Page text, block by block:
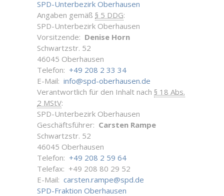
SPD-Unterbezirk Oberhausen
Angaben gemäß § 5 DDG:
SPD-Unterbezirk Oberhausen
Vorsitzende: Denise Horn
Schwartzstr. 52
46045 Oberhausen
Telefon: +49 208 2 33 34
E-Mail: info@spd-oberhausen.de
Verantwortlich für den Inhalt nach § 18 Abs.
2 MStV:
SPD-Unterbezirk Oberhausen
Geschäftsführer: Carsten Rampe
Schwartzstr. 52
46045 Oberhausen
Telefon: +49 208 2 59 64
Telefax: +49 208 80 29 52
E-Mail: carsten.rampe@spd.de
SPD-Fraktion Oberhausen